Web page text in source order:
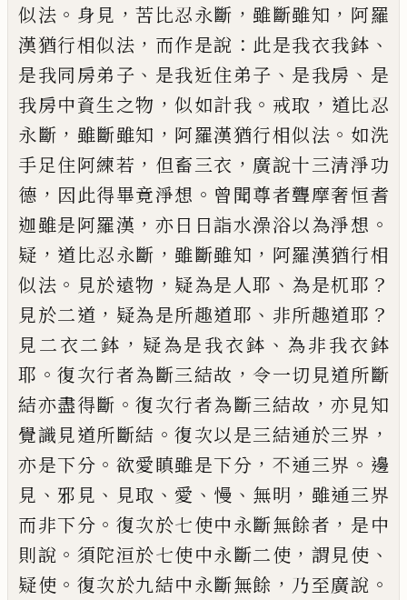
似法 。 身見 ，苦比忍永斷 ，雖斷雖知 ， 阿羅
漢猶行相似法 ， 而作是說 ： 此是我衣我鉢 、
是我同房弟子 、 是我近住弟子 、 是我房 、 是
我房中資生之物 ，似如計我 。 戒取 ， 道比忍
永斷 ， 雖斷雖知 ， 阿羅漢猶行相似法 。 如洗
手足住阿練若 ， 但畜三衣 ， 廣說十三清淨功
德 ， 因此得畢竟淨想 。 曾聞尊者聾摩奢恒耆
迦雖是阿羅漢 ， 亦日日詣水澡浴以為淨想 。
疑 ， 道比忍永斷 ，雖斷雖知 ， 阿羅漢猶行相
似法 。 見於遠物 ， 疑為是人耶 、 為是杌耶 ？
見於二道 ， 疑為是所趣道耶 、 非所趣道耶 ？
見二衣二鉢 ， 疑為是我衣鉢 、 為非我衣鉢
耶 。復次行者為斷三結故 ，令一切見道所斷
結亦盡得斷 。復次行者為斷三結故 ，亦見知
覺識見道所斷結 。復次以是三結通於三界 ，
亦是下分 。 欲愛瞋雖是下分 ， 不通三界 。 邊
見 、 邪見 、 見取 、愛 、 慢 、 無明 ， 雖通三界
而非下分 。 復次於七使中永斷無餘者 ， 是中
則說 。 須陀洹於七使中永斷二使 ， 謂見使 、
疑使 。 復次於九結中永斷無餘 ， 乃至廣說 。